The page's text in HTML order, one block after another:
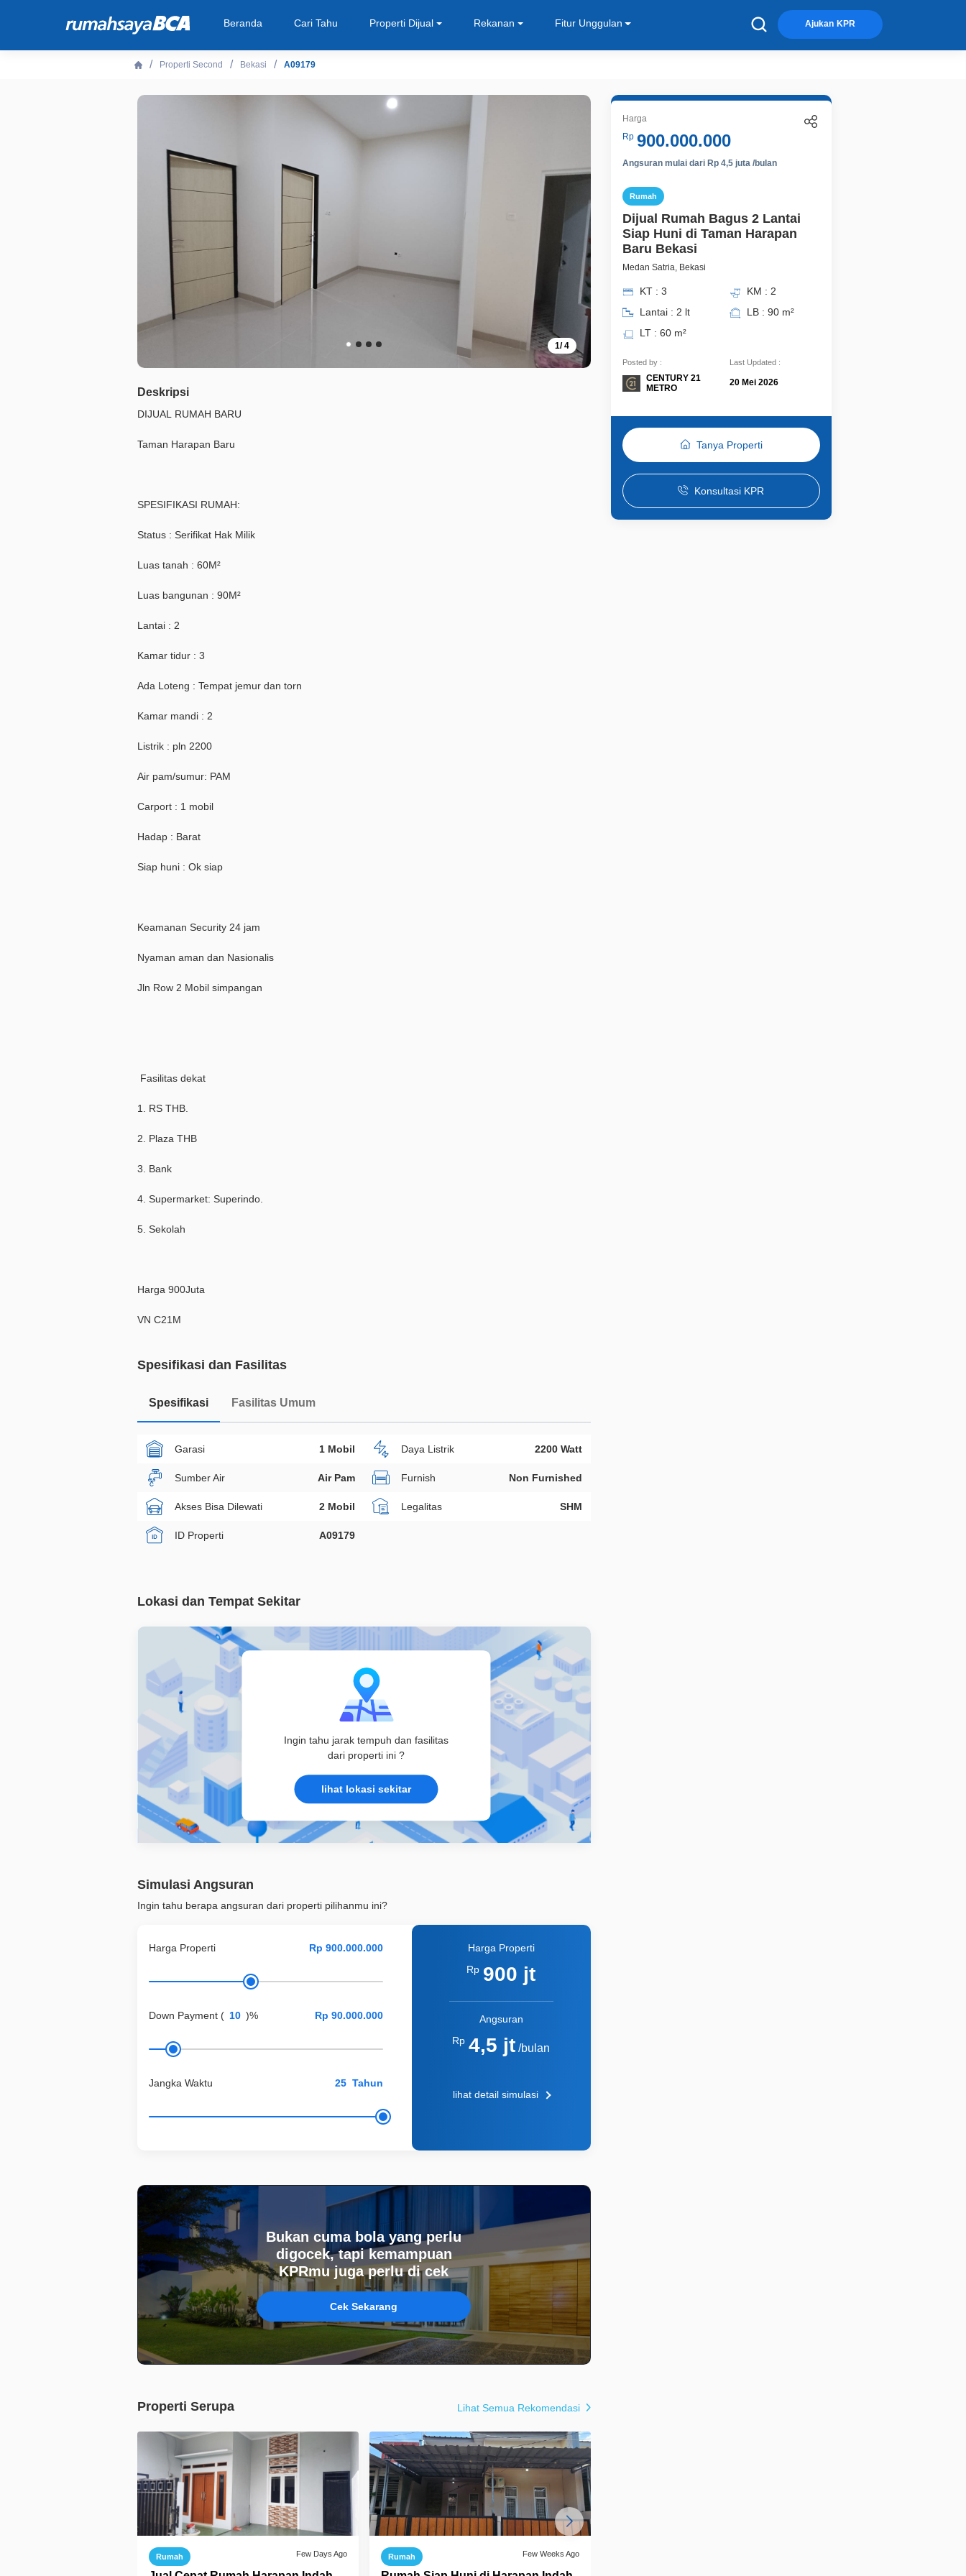
Beranda Cari Tahu Properti Dijual Rekanan Fitur Unggulan Ajukan KPR
Properti Second Bekasi A09179
1/4
Deskripsi
DIJUAL RUMAH BARU
Taman Harapan Baru
SPESIFIKASI RUMAH:
Status : Serifikat Hak Milik
Luas tanah : 60M²
Luas bangunan : 90M²
Lantai : 2
Kamar tidur : 3
Ada Loteng : Tempat jemur dan torn
Kamar mandi : 2
Listrik : pln 2200
Air pam/sumur: PAM
Carport : 1 mobil
Hadap : Barat
Siap huni : Ok siap
Keamanan Security 24 jam
Nyaman aman dan Nasionalis
Jln Row 2 Mobil simpangan
Fasilitas dekat
1. RS THB.
2. Plaza THB
3. Bank
4. Supermarket: Superindo.
5. Sekolah
Harga 900Juta
VN C21M
Spesifikasi dan Fasilitas
Spesifikasi Fasilitas Umum
Garasi 1 Mobil Daya Listrik 2200 Watt
Sumber Air Air Pam Furnish Non Furnished
Akses Bisa Dilewati 2 Mobil Legalitas SHM
ID Properti A09179
Lokasi dan Tempat Sekitar
Ingin tahu jarak tempuh dan fasilitas
dari properti ini ?
lihat lokasi sekitar
Simulasi Angsuran
Ingin tahu berapa angsuran dari properti pilihanmu ini?
Harga Properti
Down Payment ( )%
Jangka Waktu Tahun
Harga Properti
Rp 900 jt
Angsuran
Rp 4,5 jt /bulan
lihat detail simulasi
Bukan cuma bola yang perlu
digocek, tapi kemampuan
KPRmu juga perlu di cek
Cek Sekarang
Properti Serupa Lihat Semua Rekomendasi
Rumah Few Days Ago Rumah Few Weeks Ago
Harga
Rp 900.000.000
Angsuran mulai dari Rp 4,5 juta /bulan
Rumah
Dijual Rumah Bagus 2 Lantai
Siap Huni di Taman Harapan
Baru Bekasi
Medan Satria, Bekasi
KT : 3
KM : 2
Lantai : 2 lt
LB : 90 m²
LT : 60 m²
Posted by :
CENTURY 21
METRO
Last Updated :
20 Mei 2026
Tanya Properti
Konsultasi KPR